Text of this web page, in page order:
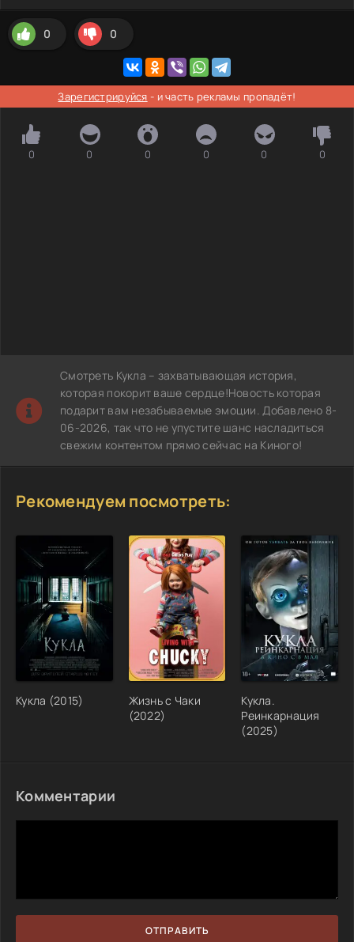
0 0
Зарегистрируйся - и часть рекламы пропадёт!
0 0 0 0 0 0
Смотреть Кукла – захватывающая история,
которая покорит ваше сердце!Новость которая
подарит вам незабываемые эмоции. Добавлено 8-
06-2026, так что не упустите шанс насладиться
свежим контентом прямо сейчас на Киного!
Рекомендуем посмотреть:
Кукла (2015)
Жизнь с Чаки
(2022)
Кукла.
Реинкарнация
(2025)
Комментарии
ОТПРАВИТЬ